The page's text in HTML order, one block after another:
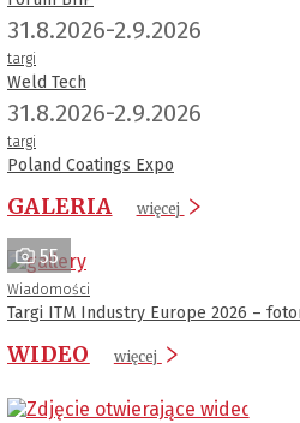
31.8.2026-2.9.2026
targi
Weld Tech
31.8.2026-2.9.2026
targi
Poland Coatings Expo
GALERIA więcej
55
Wiadomości
Targi ITM Industry Europe 2026 –
WIDEO więcej